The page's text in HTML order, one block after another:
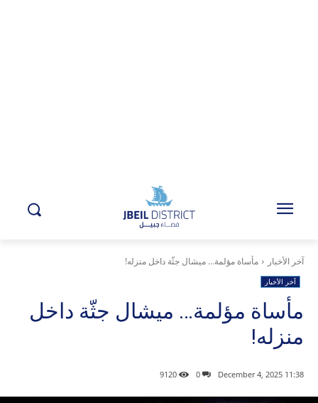
آخر الأخبار مأساة مؤلمة… ميشال جثّة داخل منزله!
آخر الأخبار
مأساة مؤلمة… ميشال جثّة داخل
منزله!
11:38 2025 ,December 4
0
9120